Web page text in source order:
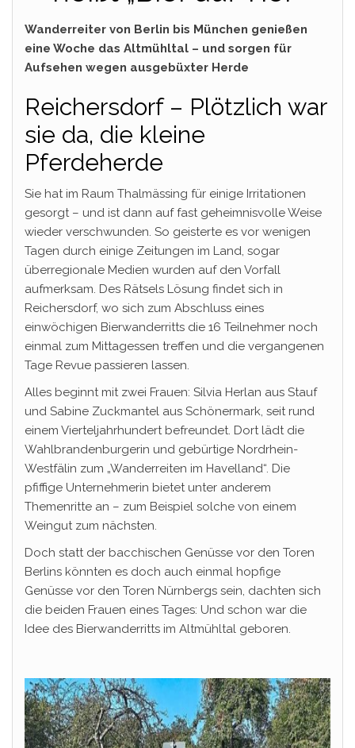
Wanderreiter von Berlin bis München genießen
eine Woche das Altmühltal – und sorgen für
Aufsehen wegen ausgebüxter Herde
Reichersdorf – Plötzlich war
sie da, die kleine
Pferdeherde
Sie hat im Raum Thalmässing für einige Irritationen
gesorgt – und ist dann auf fast geheimnisvolle Weise
wieder verschwunden. So geisterte es vor wenigen
Tagen durch einige Zeitungen im Land, sogar
überregionale Medien wurden auf den Vorfall
aufmerksam. Des Rätsels Lösung findet sich in
Reichersdorf, wo sich zum Abschluss eines
einwöchigen Bierwanderritts die 16 Teilnehmer noch
einmal zum Mittagessen treffen und die vergangenen
Tage Revue passieren lassen.
Alles beginnt mit zwei Frauen: Silvia Herlan aus Stauf
und Sabine Zuckmantel aus Schönermark, seit rund
einem Vierteljahrhundert befreundet. Dort lädt die
Wahlbrandenburgerin und gebürtige Nordrhein-
Westfälin zum „Wanderreiten im Havelland“. Die
pfiffige Unternehmerin bietet unter anderem
Themenritte an – zum Beispiel solche von einem
Weingut zum nächsten.
Doch statt der bacchischen Genüsse vor den Toren
Berlins könnten es doch auch einmal hopfige
Genüsse vor den Toren Nürnbergs sein, dachten sich
die beiden Frauen eines Tages: Und schon war die
Idee des Bierwanderritts im Altmühltal geboren.